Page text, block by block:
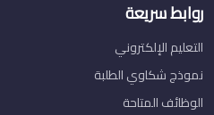
روابط سريعة
التعليم الإلكتروني
نموذج شكاوي الطلبة
الوظائف المتاحة